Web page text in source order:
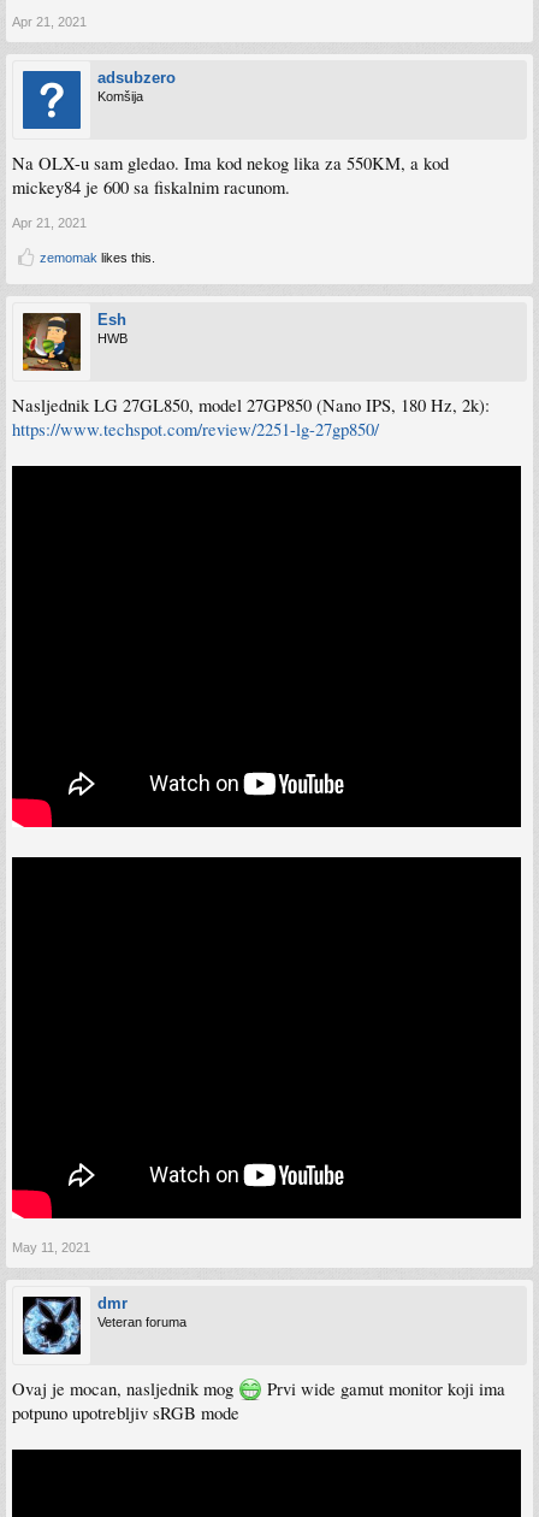
Apr 21, 2021
adsubzero
Komšija
Na OLX-u sam gledao. Ima kod nekog lika za 550KM, a kod
mickey84 je 600 sa fiskalnim racunom.
Apr 21, 2021
zemomak likes this.
Esh
HWB
Nasljednik LG 27GL850, model 27GP850 (Nano IPS, 180 Hz, 2k):
https://www.techspot.com/review/2251-lg-27gp850/
May 11, 2021
dmr
Veteran foruma
Ovaj je mocan, nasljednik mog
Prvi wide gamut monitor koji ima
potpuno upotrebljiv sRGB mode